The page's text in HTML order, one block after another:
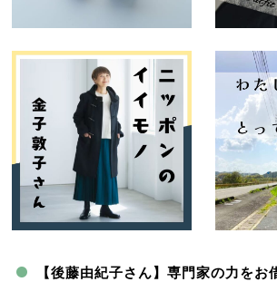
【後藤由紀子さん】専門家の力をお